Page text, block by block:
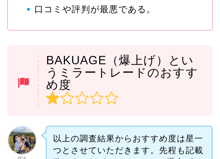
口コミや評判が最悪である。
BAKUAGE（爆上げ）とい
うミラートレードのおすす
め度
以上の調査結果からおすすめ度は星一
つとさせていただきます。先程も記載